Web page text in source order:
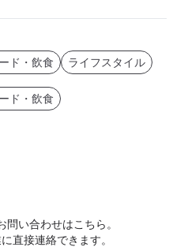
ド・飲食 ライフスタイル
ド・飲食
い合わせはこちら。
直接連絡できます。